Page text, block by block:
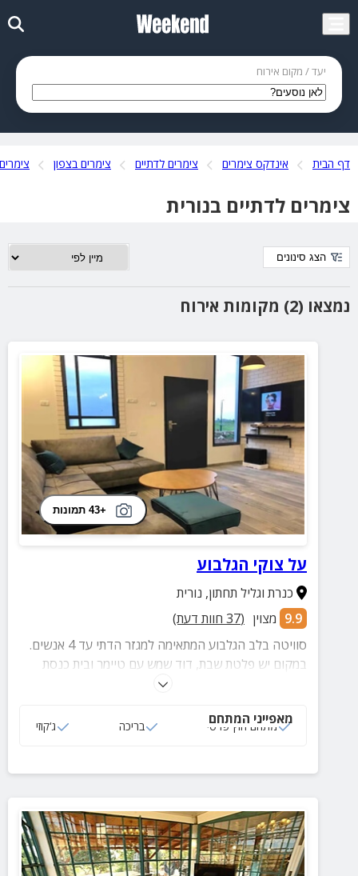
יעד / מקום אירוח
דף הבית אינדקס צימרים צימרים לדתיים צימרים בצפון
צימרים לדתיים בנורית
נמצאו (2) מקומות אירוח
הצג סינונים
+43 תמונות
על צוקי הגלבוע
כנרת וגליל תחתון, נורית
9.9 מצוין (
37 חוות דעת)
סוויטה בלב הגלבוע המתאימה למגזר הדתי עד 4 אנשים.
במקום יש פלטת שבת, דוד שמש עם טיימר ובית כנסת
בקרבת מקום. אל הסוויטה משתקף נוף מדהים שאי אפשר
מאפייני המתחם
מתחם חוץ פרטי בריכה ג‘קוזי